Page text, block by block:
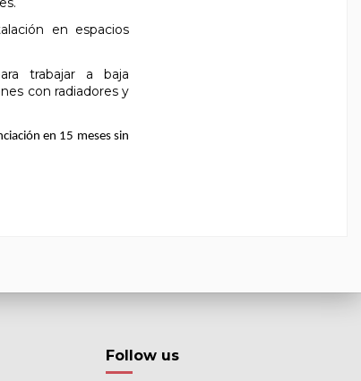
en espacios
trabajar a baja
con radiadores y
en 15 meses sin
Follow us